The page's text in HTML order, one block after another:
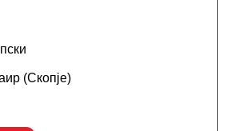
(Скопје)